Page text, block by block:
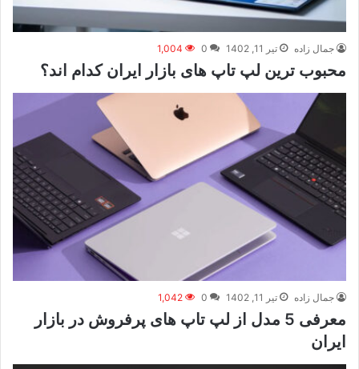
جمال زاده تیر 11, 1402 0
1,004
محبوب ترین لپ تاپ های بازار ایران کدام اند؟
جمال زاده تیر 11, 1402 0
1,042
معرفی 5 مدل از لپ تاپ های پرفروش در بازار
ایران